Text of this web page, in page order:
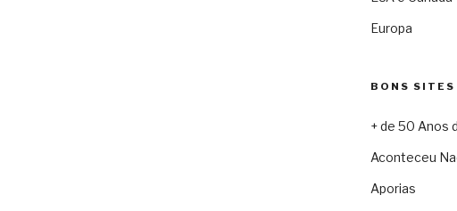
Europa
BONS SITES
+ de 50 Anos
Aconteceu
Aporias